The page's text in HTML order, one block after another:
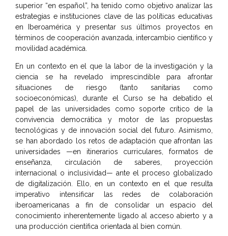
superior “en español”, ha tenido como objetivo analizar las
estrategias e instituciones clave de las políticas educativas
en Iberoamérica y presentar sus últimos proyectos en
términos de cooperación avanzada, intercambio científico y
movilidad académica.
En un contexto en el que la labor de la investigación y la
ciencia se ha revelado imprescindible para afrontar
situaciones de riesgo (tanto sanitarias como
socioeconómicas), durante el Curso se ha debatido el
papel de las universidades como soporte crítico de la
convivencia democrática y motor de las propuestas
tecnológicas y de innovación social del futuro. Asimismo,
se han abordado los retos de adaptación que afrontan las
universidades —en itinerarios curriculares, formatos de
enseñanza, circulación de saberes, proyección
internacional o inclusividad— ante el proceso globalizado
de digitalización. Ello, en un contexto en el que resulta
imperativo intensificar las redes de colaboración
iberoamericanas a fin de consolidar un espacio del
conocimiento inherentemente ligado al acceso abierto y a
una producción científica orientada al bien común.